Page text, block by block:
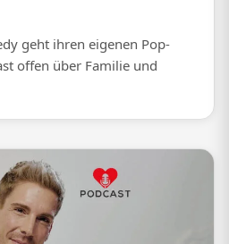
geht ihren eigenen Pop-
offen über Familie und